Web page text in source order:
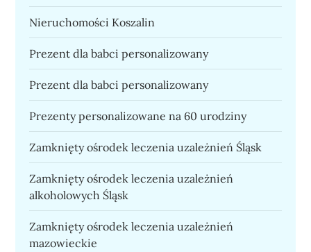
Nieruchomości Koszalin
Prezent dla babci personalizowany
Prezent dla babci personalizowany
Prezenty personalizowane na 60 urodziny
Zamknięty ośrodek leczenia uzależnień Śląsk
Zamknięty ośrodek leczenia uzależnień
alkoholowych Śląsk
Zamknięty ośrodek leczenia uzależnień
mazowieckie